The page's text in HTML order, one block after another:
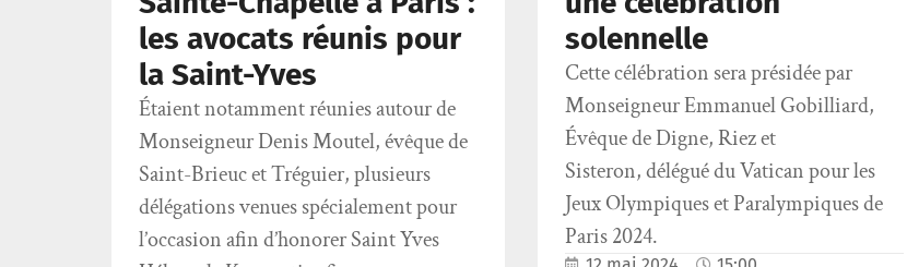
les avocats réunis pour
la Saint-Yves
Étaient notamment réunies autour de
Monseigneur Denis Moutel, évêque de
Saint-Brieuc et Tréguier, plusieurs
délégations venues spécialement pour
l’occasion afin d’honorer Saint Yves
solennelle
Cette célébration sera présidée par
Monseigneur Emmanuel Gobilliard,
Évêque de Digne, Riez et
Sisteron, délégué du Vatican pour les
Jeux Olympiques et Paralympiques de
Paris 2024.